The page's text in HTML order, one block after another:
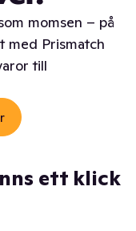
momsen – på
med Prismatch
till
ett klick